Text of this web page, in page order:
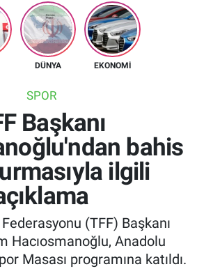
DÜNYA EKONOMİ
SPOR
Başkanı
bahis
ilgili
(TFF) Başkanı
Hacıosmanoğlu, Anadolu
Masası programına katıldı.